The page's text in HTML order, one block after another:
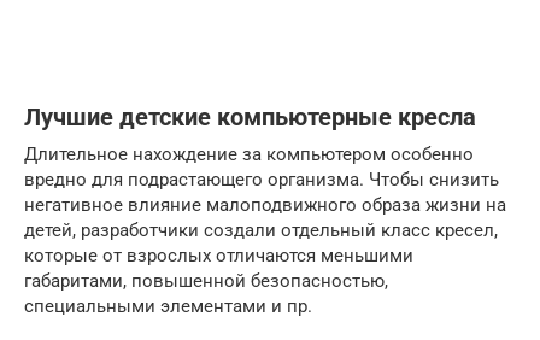
Лучшие детские компьютерные кресла
Длительное нахождение за компьютером особенно
вредно для подрастающего организма. Чтобы снизить
негативное влияние малоподвижного образа жизни на
детей, разработчики создали отдельный класс кресел,
которые от взрослых отличаются меньшими
габаритами, повышенной безопасностью,
специальными элементами и пр.